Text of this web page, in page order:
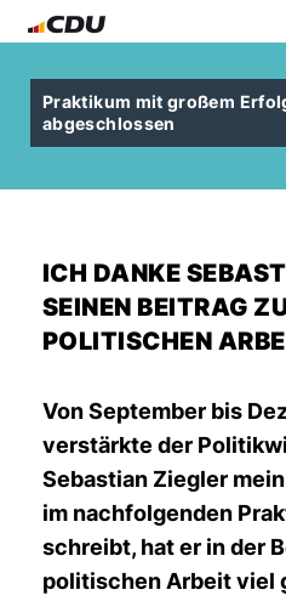
Praktikum mit großem
abgeschlossen
ICH DANKE
SEINEN BEITRAG
POLITISCHEN
Von September bis
verstärkte der
Sebastian Ziegler
im nachfolgenden
schreibt, hat er in der
politischen Arbeit viel